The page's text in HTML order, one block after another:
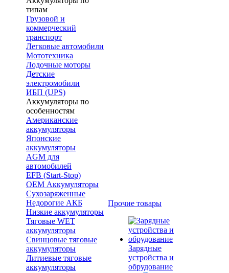
типам
Грузовой и
коммерческий
транспорт
Легковые автомобили
Мототехника
Лодочные моторы
Детские
электромобили
ИБП (UPS)
Аккумуляторы по
особенностям
Американские
аккумуляторы
Японские
аккумуляторы
AGM для
автомобилей
EFB (Start-Stop)
OEM Аккумуляторы
Сухозаряженные
Недорогие АКБ
Низкие аккумуляторы
Тяговые WET
аккумуляторы
Свинцовые тяговые
аккумуляторы
Литиевые тяговые
аккумуляторы
Прочие товары
Зарядные
устройства и
обрудование